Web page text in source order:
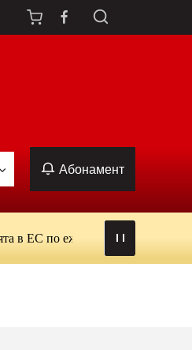
Абонамент
по ежедневна употреба на тютюн